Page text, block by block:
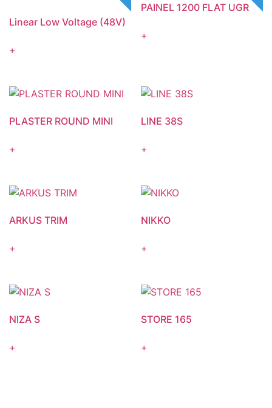
Linear Low Voltage (48V)
+
PAINEL 1200 FLAT UGR
+
PLASTER ROUND MINI
+
LINE 38S
+
ARKUS TRIM
+
NIKKO
+
NIZA S
+
STORE 165
+